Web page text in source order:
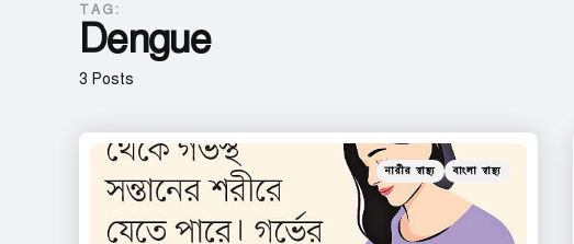
3 Posts
TAG:
Dengue
Categories
Posted
in
নারীর স্বাস্থ্য বাংলা স্বাস্থ্য